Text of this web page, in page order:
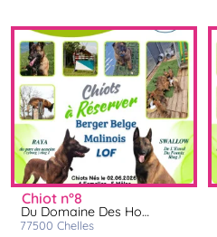
chiot n°8
Du Domaine Des Hoyas
77500 chelles